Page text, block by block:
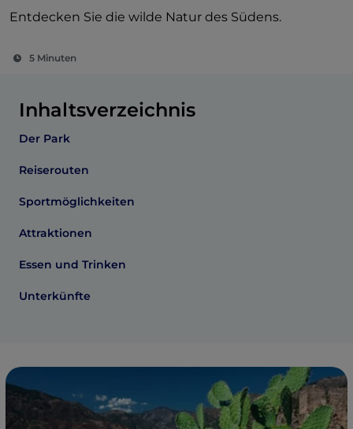
Entdecken Sie die wilde Natur des Südens.
5 Minuten
Inhaltsverzeichnis
Der Park
Reiserouten
Sportmöglichkeiten
Attraktionen
Essen und Trinken
Unterkünfte